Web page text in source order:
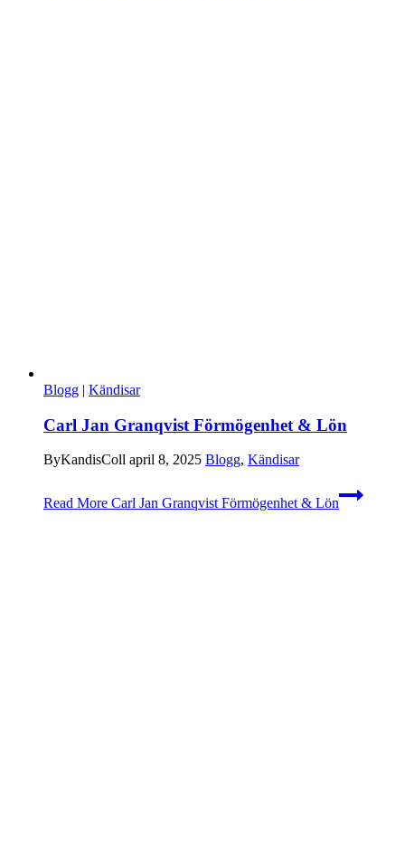
Blogg | Kändisar
Carl Jan Granqvist Förmögenhet & Lön
ByKandisColl april 8, 2025 Blogg, Kändisar
Read More Carl Jan Granqvist Förmögenhet & Lön